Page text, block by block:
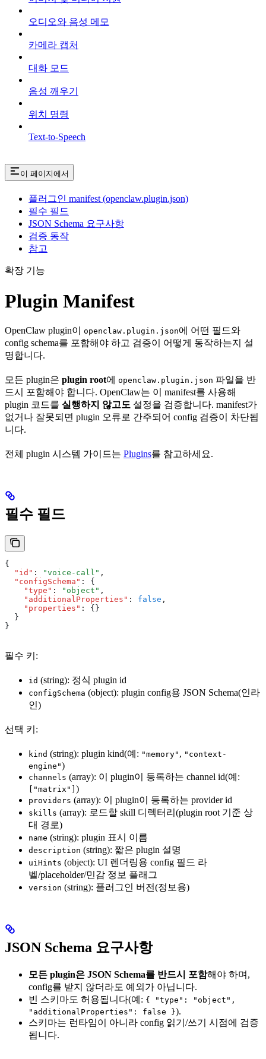
오디오와 음성 메모
카메라 캡처
대화 모드
음성 깨우기
위치 명령
Text-to-Speech
이 페이지에서
플러그인 manifest (openclaw.plugin.json)
필수 필드
JSON Schema 요구사항
검증 동작
참고
확장 기능
Plugin Manifest
OpenClaw plugin이 openclaw.plugin.json에 어떤 필드와
config schema를 포함해야 하고 검증이 어떻게 동작하는지 설
명합니다.
모든 plugin은 plugin root에 openclaw.plugin.json 파일을 반
드시 포함해야 합니다. OpenClaw는 이 manifest를 사용해
plugin 코드를 실행하지 않고도 설정을 검증합니다. manifest가
없거나 잘못되면 plugin 오류로 간주되어 config 검증이 차단됩
니다.
전체 plugin 시스템 가이드는 Plugins를 참고하세요.
필수 필드
{
  "id"
: "voice-call" ,
  "configSchema"
:
{
    "type"
: "object" ,
    "additionalProperties"
: false ,
    "properties"
:
{}
  }
}
필수 키:
id (string): 정식 plugin id
configSchema (object): plugin config용 JSON Schema(인라
인)
선택 키:
kind (string): plugin kind(예: "memory" , "context-
engine")
channels (array): 이 plugin이 등록하는 channel id(예:
["matrix"] )
providers (array): 이 plugin이 등록하는 provider id
skills (array): 로드할 skill 디렉터리(plugin root 기준 상
대 경로)
name (string): plugin 표시 이름
description (string): 짧은 plugin 설명
uiHints (object): UI 렌더링용 config 필드 라
벨/placeholder/민감 정보 플래그
version (string): 플러그인 버전(정보용)
JSON Schema 요구사항
모든 plugin은 JSON Schema를 반드시 포함해야 하며,
config를 받지 않더라도 예외가 아닙니다.
빈 스키마도 허용됩니다(예: { "type": "object",
"additionalProperties": false }).
스키마는 런타임이 아니라 config 읽기/쓰기 시점에 검증
됩니다.